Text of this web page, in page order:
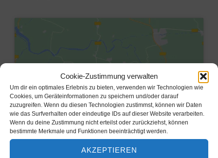
Cookie-Zustimmung verwalten
Um dir ein optimales Erlebnis zu bieten, verwenden wir Technologien wie
Cookies, um Geräteinformationen zu speichern und/oder darauf
zuzugreifen. Wenn du diesen Technologien zustimmst, können wir Daten
wie das Surfverhalten oder eindeutige IDs auf dieser Website verarbeiten.
Wenn du deine Zustimmung nicht erteilst oder zurückziehst, können
bestimmte Merkmale und Funktionen beeinträchtigt werden.
AKZEPTIEREN
Klicke hier, um Marketing-Cookies
zu akzeptieren und diesen Inhalt zu